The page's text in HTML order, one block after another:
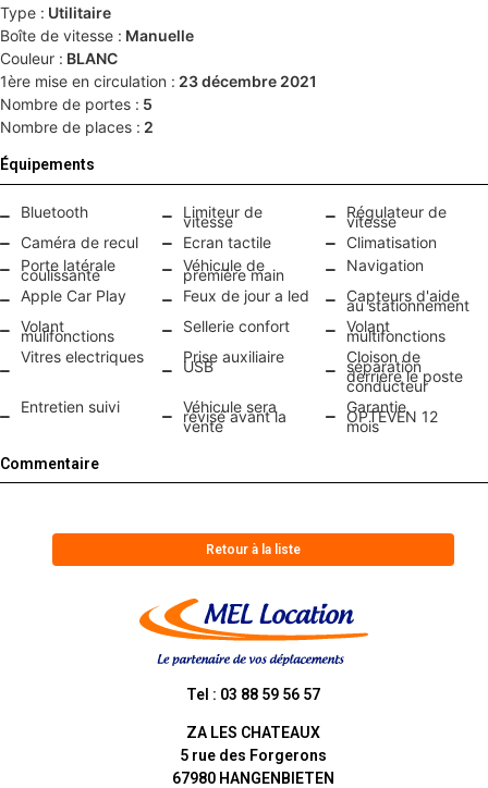
Type : Utilitaire
Boîte de vitesse : Manuelle
Couleur : BLANC
1ère mise en circulation : 23 décembre 2021
Nombre de portes : 5
Nombre de places : 2
Équipements
Bluetooth Limiteur de
vitesse
Régulateur de
vitesse
Caméra de recul
Ecran tactile
Climatisation
Porte latérale
coulissante
Véhicule de
première main
Navigation
Apple Car Play
Feux de jour a led Capteurs d'aide
au stationnement
Volant
mulifonctions
Sellerie confort Volant
multifonctions
Vitres electriques
Prise auxiliaire
USB
Cloison de
séparation
derrière le poste
conducteur
Entretien suivi
Véhicule sera
révisé avant la
vente
Garantie
OPTEVEN 12
mois
Commentaire
Retour à la liste
Tel : 03 88 59 56 57
ZA LES CHATEAUX
5 rue des Forgerons
67980 HANGENBIETEN